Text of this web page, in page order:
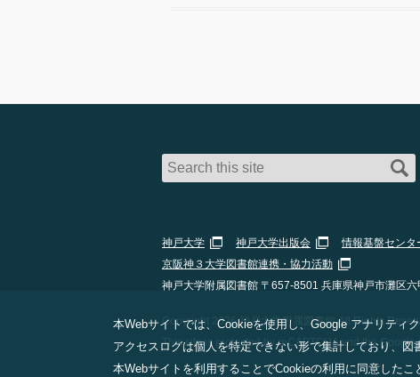
神戸大学 神戸大学出版会 情報基盤センタ
京阪神３大学図書館連携・協力活動
神戸大学附属図書館 〒657-8501 兵庫県神戸市灘区六
Copyright 2026 神戸大学附属図書館 All Rights
This site is protected by reCAPTCHA and the Google
本Webサイトでは、Cookieを使用し、Google アナリティ
アクセスログは個人を特定できない形で集計しており、
本Webサイトを利用することでCookieの利用に同意した